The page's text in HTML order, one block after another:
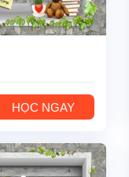
HỌC NGAY